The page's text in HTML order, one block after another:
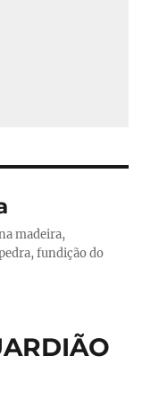
madeira,
fundição do